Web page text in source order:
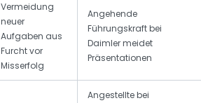
Vermeidung
neuer
Aufgaben aus
Furcht vor
Misserfolg
Angehende
Führungskraft bei
Daimler meidet
Präsentationen
Angestellte bei